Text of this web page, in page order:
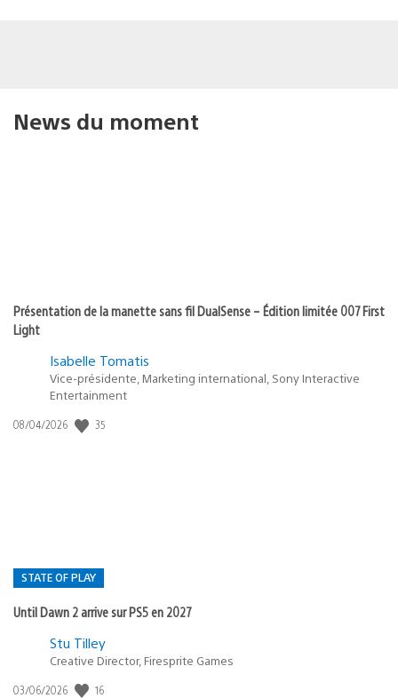
News du moment
Présentation de la manette sans fil DualSense – Édition limitée 007 First
Light
Isabelle Tomatis
Vice-présidente, Marketing international, Sony Interactive
Entertainment
Date
08/04/2026 35
STATE OF PLAY
Until Dawn 2 arrive sur PS5 en 2027
Postée
:
Stu Tilley
Creative Director, Firesprite Games
Date
03/06/2026 16